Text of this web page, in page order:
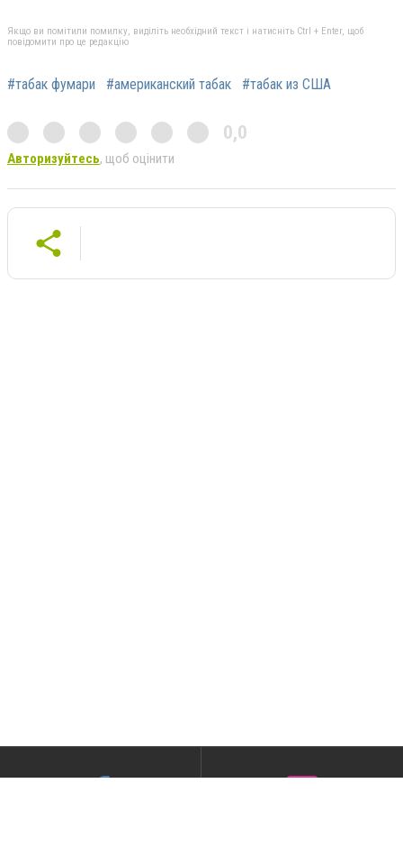
Якщо ви помітили помилку, виділіть необхідний текст і натисніть Ctrl + Enter, щоб
повідомити про це редакцію
#табак фумари #американский табак #табак из США
0,0
Авторизуйтесь, щоб оцінити